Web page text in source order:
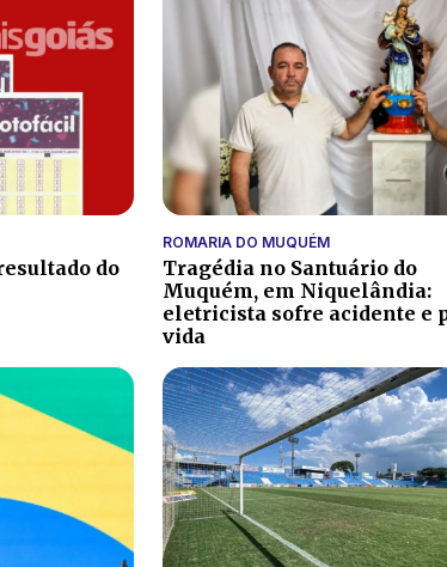
do
ROMARIA DO MUQUÉM
Tragédia no Santuário do
Muquém, em Niquelândia:
eletricista sofre acidente e
vida